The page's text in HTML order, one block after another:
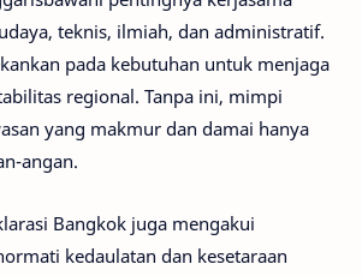
teknis, ilmiah, dan administratif.
pada kebutuhan untuk menjaga
regional. Tanpa ini, mimpi
yang makmur dan damai hanya
angan.
Bangkok juga mengakui
kedaulatan dan kesetaraan